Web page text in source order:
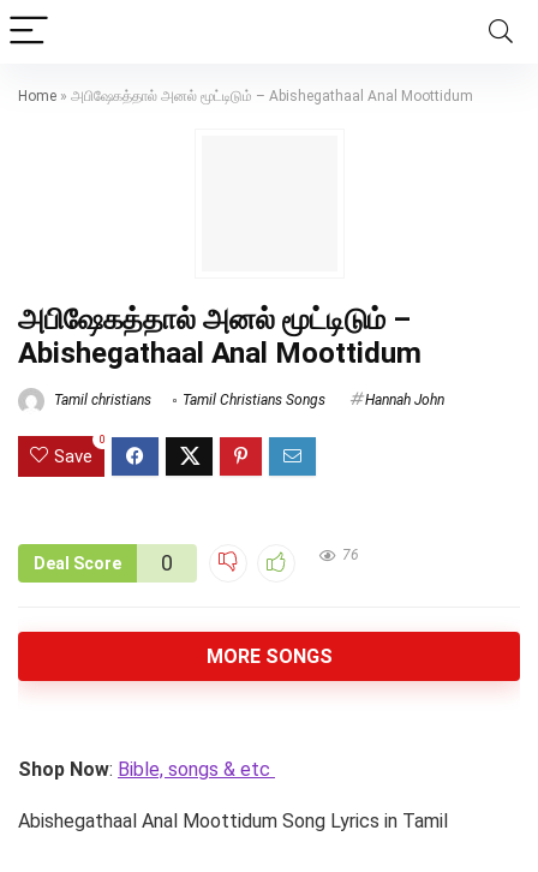
Home » அபிஷேகத்தால் அனல் மூட்டிடும் – Abishegathaal Anal Moottidum
அபிஷேகத்தால் அனல் மூட்டிடும் –
Abishegathaal Anal Moottidum
Tamil christians Tamil Christians Songs Hannah John
Save
0
Deal Score 0 76
MORE SONGS
Shop Now: Bible, songs & etc
Abishegathaal Anal Moottidum Song Lyrics in Tamil